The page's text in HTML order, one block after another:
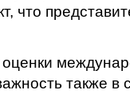
что
также в